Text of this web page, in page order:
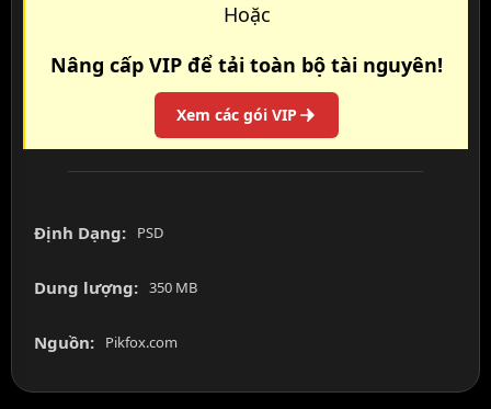
Hoặc
Nâng cấp VIP để tải toàn bộ tài nguyên!
Xem các gói VIP
Định Dạng: PSD
Dung lượng: 350 MB
Nguồn: Pikfox.com